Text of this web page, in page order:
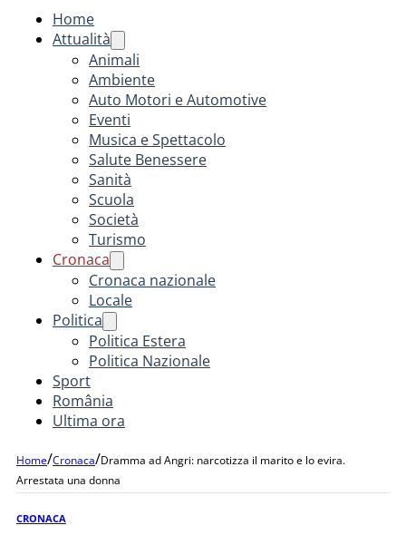
Home
Attualità
Animali
Ambiente
Auto Motori e Automotive
Eventi
Musica e Spettacolo
Salute Benessere
Sanità
Scuola
Società
Turismo
Cronaca
Cronaca nazionale
Locale
Politica
Politica Estera
Politica Nazionale
Sport
România
Ultima ora
Home/Cronaca/Dramma ad Angri: narcotizza il marito e lo evira.
Arrestata una donna
CRONACA